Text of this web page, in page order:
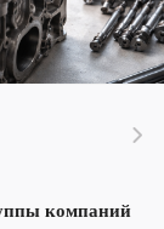
компаний